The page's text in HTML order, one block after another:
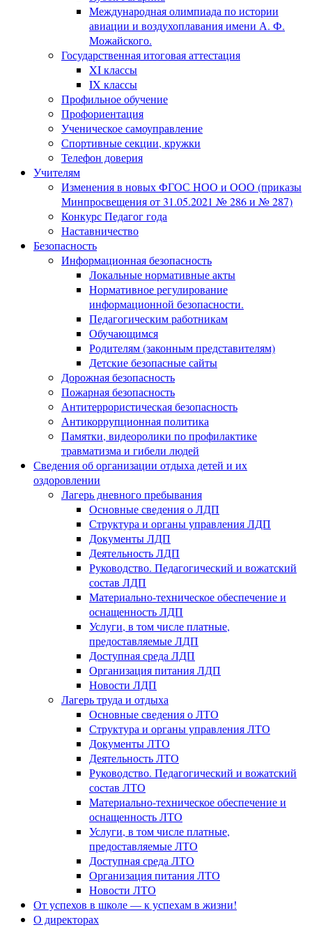
Международная олимпиада по истории
авиации и воздухоплавания имени А. Ф.
Можайского.
Государственная итоговая аттестация
XI классы
IX классы
Профильное обучение
Профориентация
Ученическое самоуправление
Спортивные секции, кружки
Телефон доверия
Учителям
Изменения в новых ФГОС НОО и ООО (приказы
Минпросвещения от 31.05.2021 № 286 и № 287)
Конкурс Педагог года
Наставничество
Безопасность
Информационная безопасность
Локальные нормативные акты
Нормативное регулирование
информационной безопасности.
Педагогическим работникам
Обучающимся
Родителям (законным представителям)
Детские безопасные сайты
Дорожная безопасность
Пожарная безопасность
Антитеррористическая безопасность
Антикоррупционная политика
Памятки, видеоролики по профилактике
травматизма и гибели людей
Сведения об организации отдыха детей и их
оздоровлении
Лагерь дневного пребывания
Основные сведения о ЛДП
Структура и органы управления ЛДП
Документы ЛДП
Деятельность ЛДП
Руководство. Педагогический и вожатский
состав ЛДП
Материально-техническое обеспечение и
оснащенность ЛДП
Услуги, в том числе платные,
предоставляемые ЛДП
Доступная среда ЛДП
Организация питания ЛДП
Новости ЛДП
Лагерь труда и отдыха
Основные сведения о ЛТО
Структура и органы управления ЛТО
Документы ЛТО
Деятельность ЛТО
Руководство. Педагогический и вожатский
состав ЛТО
Материально-техническое обеспечение и
оснащенность ЛТО
Услуги, в том числе платные,
предоставляемые ЛТО
Доступная среда ЛТО
Организация питания ЛТО
Новости ЛТО
От успехов в школе — к успехам в жизни!
О директорах